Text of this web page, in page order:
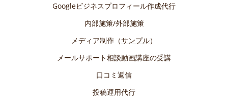
Googleビジネスプロフィール作成代行
内部施策/外部施策
メディア制作（サンプル）
メールサポート相談動画講座の受講
口コミ返信
投稿運用代行